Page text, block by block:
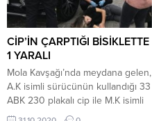
CİP’İN ÇARPTIĞI BİSİKLETTE
1 YARALI
Mola Kavşağı’nda meydana gelen,
A.K isimli sürücünün kullandığı 33
ABK 230 plakalı cip ile M.K isimli
genç kızın kullandığı elektrikli